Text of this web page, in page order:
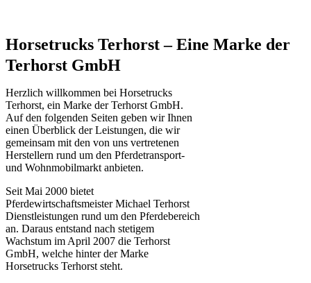
Horsetrucks Terhorst – Eine Marke der
Terhorst GmbH
Herzlich willkommen bei Horsetrucks
Terhorst, ein Marke der Terhorst GmbH.
Auf den folgenden Seiten geben wir Ihnen
einen Überblick der Leistungen, die wir
gemeinsam mit den von uns vertretenen
Herstellern rund um den Pferdetransport-
und Wohnmobilmarkt anbieten.
Seit Mai 2000 bietet
Pferdewirtschaftsmeister Michael Terhorst
Dienstleistungen rund um den Pferdebereich
an. Daraus entstand nach stetigem
Wachstum im April 2007 die Terhorst
GmbH, welche hinter der Marke
Horsetrucks Terhorst steht.